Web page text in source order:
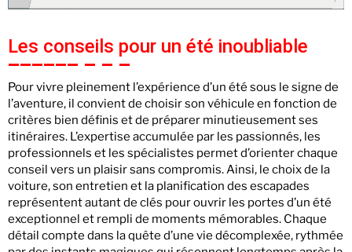
Les conseils pour un été inoubliable
Pour vivre pleinement l’expérience d’un été sous le signe de
l’aventure, il convient de choisir son véhicule en fonction de
critères bien définis et de préparer minutieusement ses
itinéraires. L’expertise accumulée par les passionnés, les
professionnels et les spécialistes permet d’orienter chaque
conseil vers un plaisir sans compromis. Ainsi, le choix de la
voiture, son entretien et la planification des escapades
représentent autant de clés pour ouvrir les portes d’un été
exceptionnel et rempli de moments mémorables. Chaque
détail compte dans la quête d’une vie décomplexée, rythmée